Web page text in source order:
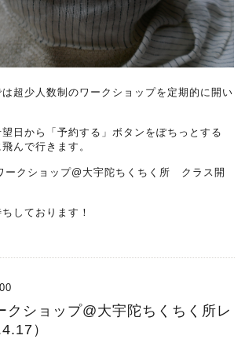
超少人数制のワークショップを定期的に開い
日から「予約する」ボタンをぽちっとする
んで行きます。
ークショップ@大宇陀ちくちく所 クラス開
しております！
クショップ@大宇陀ちくちく所レ
）